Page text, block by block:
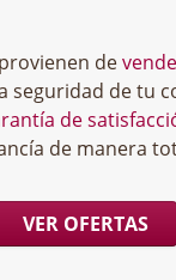
de
seguridad de tu
de
de manera
VER OFERTAS